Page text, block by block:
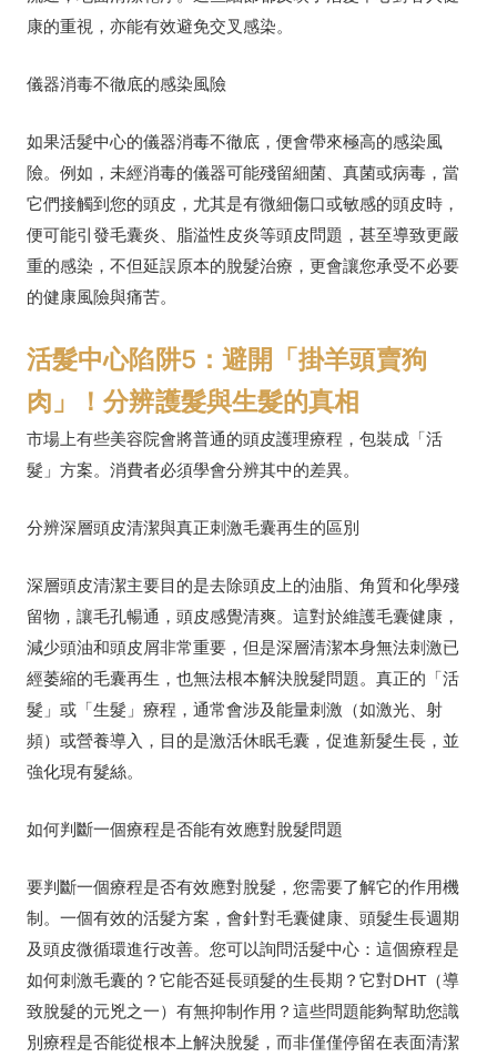
康的重視，亦能有效避免交叉感染。
儀器消毒不徹底的感染風險
如果活髮中心的儀器消毒不徹底，便會帶來極高的感染風
險。例如，未經消毒的儀器可能殘留細菌、真菌或病毒，當
它們接觸到您的頭皮，尤其是有微細傷口或敏感的頭皮時，
便可能引發毛囊炎、脂溢性皮炎等頭皮問題，甚至導致更嚴
重的感染，不但延誤原本的脫髮治療，更會讓您承受不必要
的健康風險與痛苦。
活髮中心陷阱5：避開「掛羊頭賣狗
肉」！分辨護髮與生髮的真相
市場上有些美容院會將普通的頭皮護理療程，包裝成「活
髮」方案。消費者必須學會分辨其中的差異。
分辨深層頭皮清潔與真正刺激毛囊再生的區別
深層頭皮清潔主要目的是去除頭皮上的油脂、角質和化學殘
留物，讓毛孔暢通，頭皮感覺清爽。這對於維護毛囊健康，
減少頭油和頭皮屑非常重要，但是深層清潔本身無法刺激已
經萎縮的毛囊再生，也無法根本解決脫髮問題。真正的「活
髮」或「生髮」療程，通常會涉及能量刺激（如激光、射
頻）或營養導入，目的是激活休眠毛囊，促進新髮生長，並
強化現有髮絲。
如何判斷一個療程是否能有效應對脫髮問題
要判斷一個療程是否有效應對脫髮，您需要了解它的作用機
制。一個有效的活髮方案，會針對毛囊健康、頭髮生長週期
及頭皮微循環進行改善。您可以詢問活髮中心：這個療程是
如何刺激毛囊的？它能否延長頭髮的生長期？它對DHT（導
致脫髮的元兇之一）有無抑制作用？這些問題能夠幫助您識
別療程是否能從根本上解決脫髮，而非僅僅停留在表面清潔